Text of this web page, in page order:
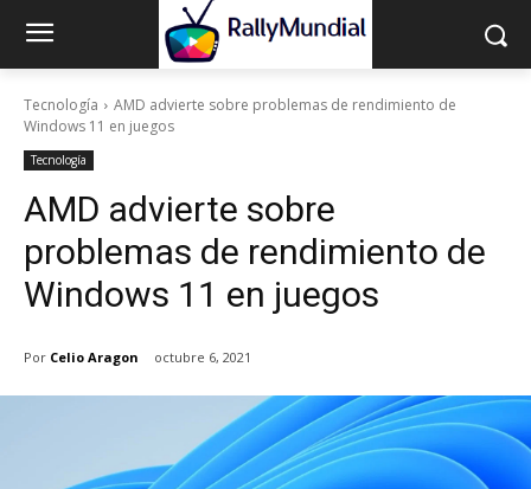
Tecnología
AMD advierte sobre problemas de rendimiento de
Windows 11 en juegos
Tecnología
AMD advierte sobre
problemas de rendimiento de
Windows 11 en juegos
Por Celio Aragon octubre 6, 2021